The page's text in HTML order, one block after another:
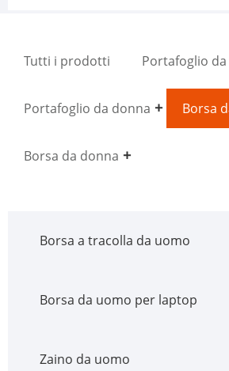
Tutti i prodotti Portafoglio
Portafoglio da donna Borsa
Borsa da donna
Borsa a tracolla da uomo
Borsa da uomo per laptop
Zaino da uomo